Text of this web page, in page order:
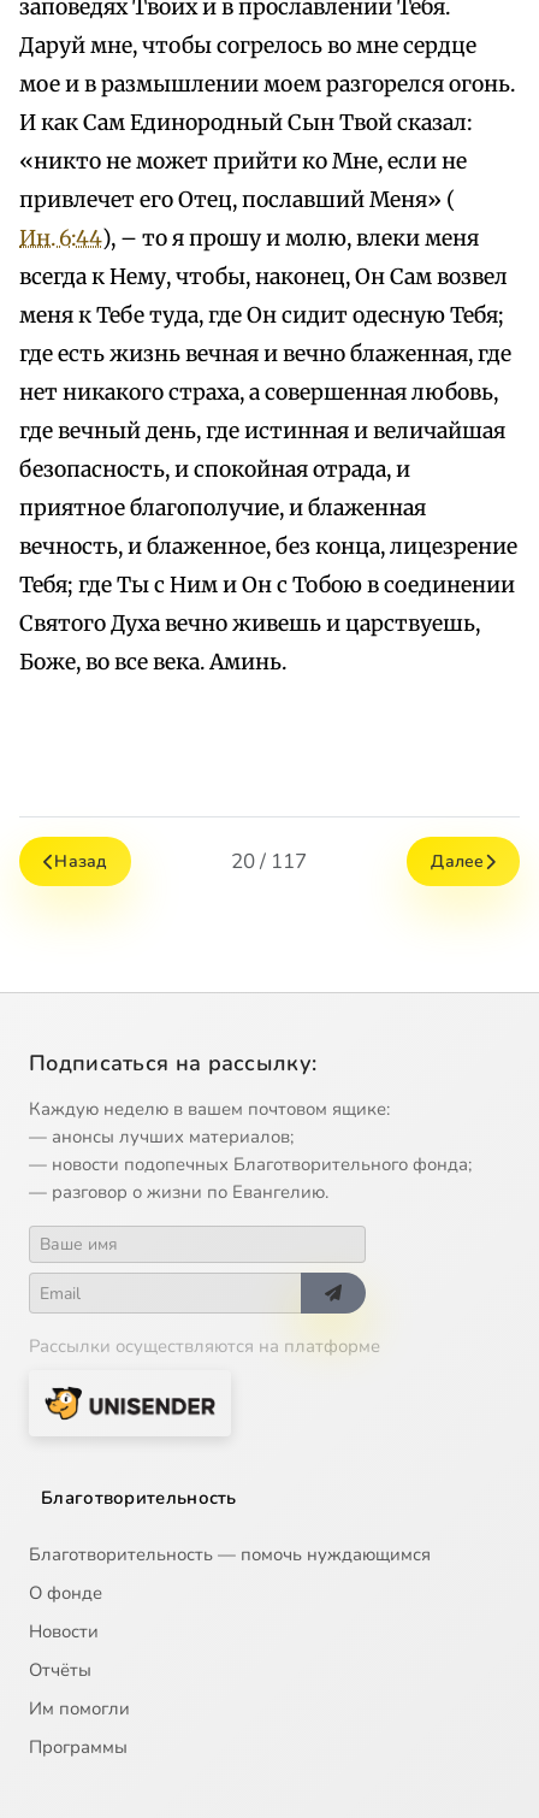
заповедях Твоих и в прославлении Тебя.
Даруй мне, чтобы согрелось во мне сердце
мое и в размышлении моем разгорелся огонь.
И как Сам Единородный Сын Твой сказал:
«никто не может прийти ко Мне, если не
привлечет его Отец, пославший Меня» (
Ин. 6:44), – то я прошу и молю, влеки меня
всегда к Нему, чтобы, наконец, Он Сам возвел
меня к Тебе туда, где Он сидит одесную Тебя;
где есть жизнь вечная и вечно блаженная, где
нет никакого страха, а совершенная любовь,
где вечный день, где истинная и величайшая
безопасность, и спокойная отрада, и
приятное благополучие, и блаженная
вечность, и блаженное, без конца, лицезрение
Тебя; где Ты с Ним и Он с Тобою в соединении
Святого Духа вечно живешь и царствуешь,
Боже, во все века. Аминь.
Назад 20 / 117 Далее
Подписаться на рассылку:
Каждую неделю в вашем почтовом ящике:
— анонсы лучших материалов;
— новости подопечных Благотворительного фонда;
— разговор о жизни по Евангелию.
Рассылки осуществляются на платформе
Благотворительность
Благотворительность — помочь нуждающимся
О фонде
Новости
Отчёты
Им помогли
Программы